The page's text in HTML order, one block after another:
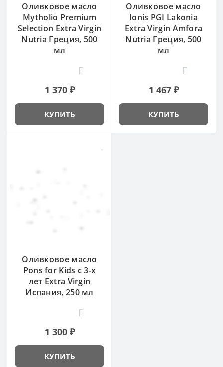
Оливковое масло
Mytholio Premium
Selection Extra Virgin
Nutria Греция, 500
мл
1 370 ₽
КУПИТЬ
Оливковое масло
Ionis PGI Lakonia
Extra Virgin Amfora
Nutria Греция, 500
мл
1 467 ₽
КУПИТЬ
Оливковое масло
Pons for Kids с 3-х
лет Extra Virgin
Испания, 250 мл
1 300 ₽
КУПИТЬ